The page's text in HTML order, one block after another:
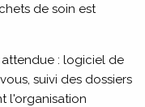
de soin est
: logiciel de
suivi des dossiers
l'organisation